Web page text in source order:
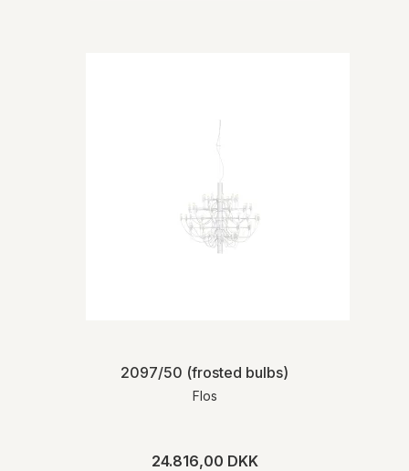
2097/50 (frosted bulbs)
Flos
24.816,00 DKK